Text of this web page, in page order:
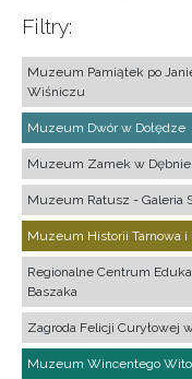
Filtry:
Muzeum Pamiątek po
Wiśniczu
Muzeum Dwór w Dołędze
Muzeum Zamek w Dębnie
Muzeum Ratusz - Galeria
Muzeum Historii Tarnowa i
Regionalne Centrum
Baszaka
Zagroda Felicji Curyłowej
Muzeum Wincentego